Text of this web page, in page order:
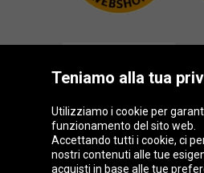
Gruppo Oponeo
Teniamo alla tua
Utilizziamo i cookie per
funzionamento del sito web.
Accettando tutti i cookie, ci
nostri contenuti alle tue
acquisti in base alle tue